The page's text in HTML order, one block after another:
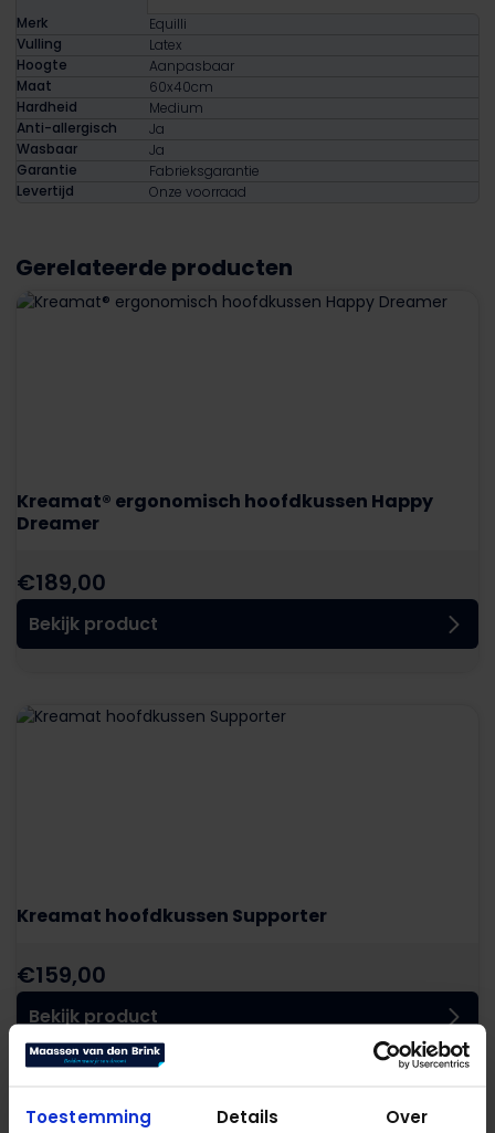
Toestemming Details Over
Merk
Equilli
Vulling
Latex
Hoogte
Aanpasbaar
Maat
60x40cm
Hardheid
Medium
Anti-allergisch
Ja
Wasbaar
Ja
Garantie
Fabrieksgarantie
Levertijd
Onze voorraad
Gerelateerde producten
Kreamat® ergonomisch hoofdkussen Happy
Dreamer
€189,00
Bekijk product
Kreamat hoofdkussen Supporter
€159,00
Bekijk product